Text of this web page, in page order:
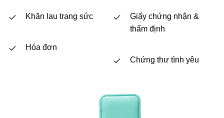
Khăn lau trang sức
Hóa đơn
Giấy chứng nhận &
thẩm định
Chứng thư tình yêu